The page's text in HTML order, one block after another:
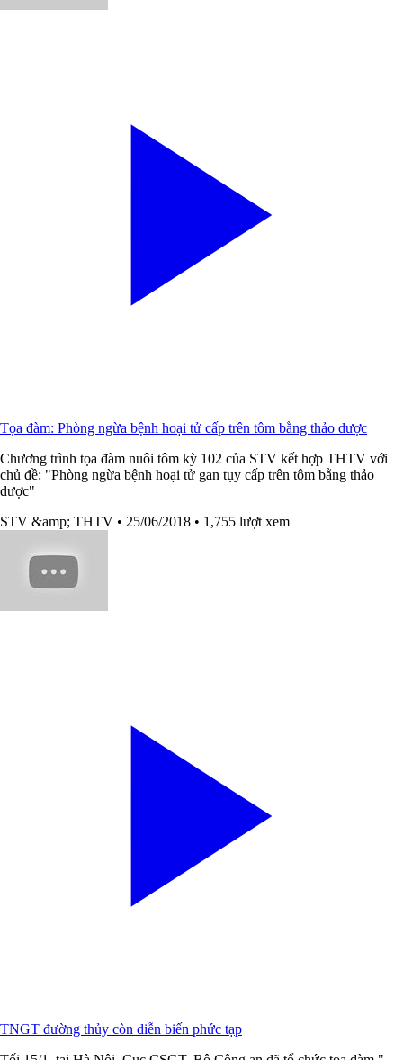
Tọa đàm: Phòng ngừa bệnh hoại tử cấp trên tôm bằng thảo dược
Chương trình tọa đàm nuôi tôm kỳ 102 của STV kết hợp THTV với
chủ đề: "Phòng ngừa bệnh hoại tử gan tụy cấp trên tôm bằng thảo
dược"
STV &amp; THTV • 25/06/2018 • 1,755 lượt xem
TNGT đường thủy còn diễn biến phức tạp